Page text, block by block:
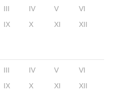
III IV V
VI
IX X XI XII
III IV V
VI
IX X XI XII